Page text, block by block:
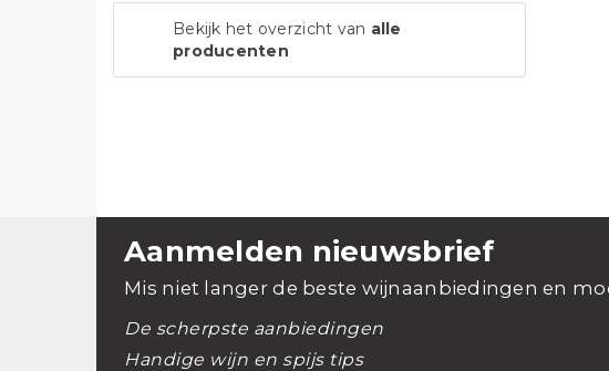
Bekijk het overzicht van alle
producenten
Aanmelden nieuwsbrief
Mis niet langer de beste wijnaanbiedingen en
De scherpste aanbiedingen
Handige wijn en spijs tips